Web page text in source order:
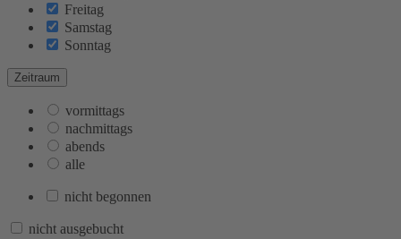
Freitag
Samstag
Sonntag
Zeitraum
vormittags
nachmittags
abends
alle
nicht begonnen
nicht ausgebucht